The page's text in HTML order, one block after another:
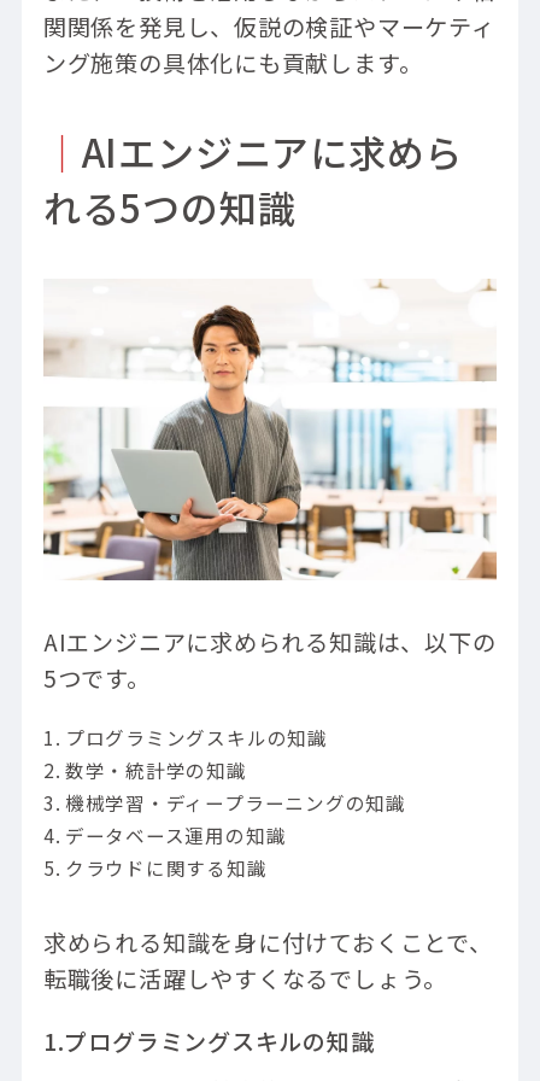
関関係を発見し、仮説の検証やマーケティ
ング施策の具体化にも貢献します。
｜ AIエンジニアに求めら
れる5つの知識
AIエンジニアに求められる知識は、以下の
5つです。
プログラミングスキルの知識
数学・統計学の知識
機械学習・ディープラーニングの知識
データベース運用の知識
クラウドに関する知識
求められる知識を身に付けておくことで、
転職後に活躍しやすくなるでしょう。
1.プログラミングスキルの知識